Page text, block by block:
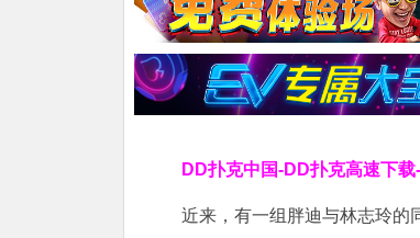
DD扑克中国-DD扑克高速下
近来，有一组胖迪与林志玲的